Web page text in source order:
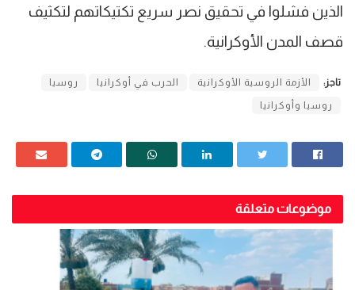
الذين فشلوا في تحقيق نصر سريع تكتيكاتهم لتكثيف
قصف المدن الأوكرانية.
تاجز: الأزمة الروسية الأوكرانية الحرب في أوكرانيا روسيا
روسيا وأوكرانيا
موضوعات متعلقة